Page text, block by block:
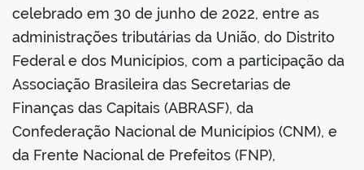
celebrado em 30 de junho de 2022, entre as
administrações tributárias da União, do Distrito
Federal e dos Municípios, com a participação da
Associação Brasileira das Secretarias de
Finanças das Capitais (ABRASF), da
Confederação Nacional de Municípios (CNM), e
da Frente Nacional de Prefeitos (FNP),